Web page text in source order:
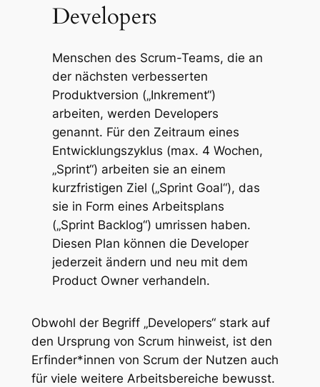
Developers
Menschen des Scrum-Teams, die an
der nächsten verbesserten
Produktversion („Inkrement“)
arbeiten, werden Developers
genannt. Für den Zeitraum eines
Entwicklungszyklus (max. 4 Wochen,
„Sprint“) arbeiten sie an einem
kurzfristigen Ziel („Sprint Goal“), das
sie in Form eines Arbeitsplans
(„Sprint Backlog“) umrissen haben.
Diesen Plan können die Developer
jederzeit ändern und neu mit dem
Product Owner verhandeln.
Obwohl der Begriff „Developers“ stark auf
den Ursprung von Scrum hinweist, ist den
Erfinder*innen von Scrum der Nutzen auch
für viele weitere Arbeitsbereiche bewusst.